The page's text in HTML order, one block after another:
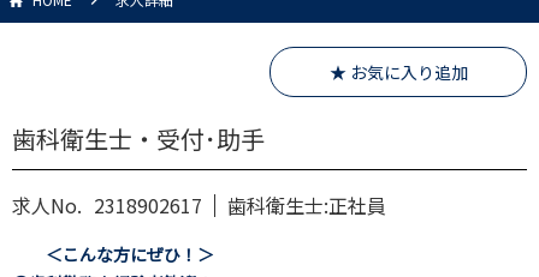
★ お気に入り追加
歯科衛生士・受付･助手
求人No. 2318902617 歯科衛生士:正社員
＜こんな方にぜひ！＞